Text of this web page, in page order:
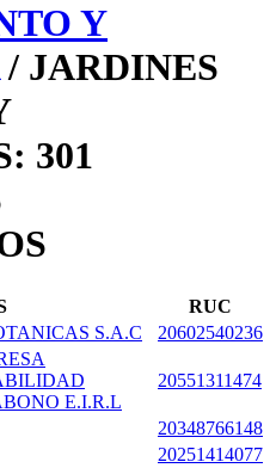
Y
/ JARDINES
301
RUC
S.A.C
20602540236
E.I.R.L
20551311474
20348766148
20251414077